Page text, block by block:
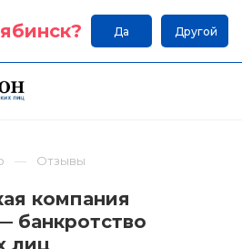
? Да Другой
Отзывы
компания
банкротство
лиц